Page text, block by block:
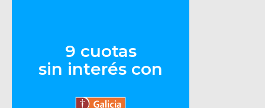
9 cuotas
sin interés con